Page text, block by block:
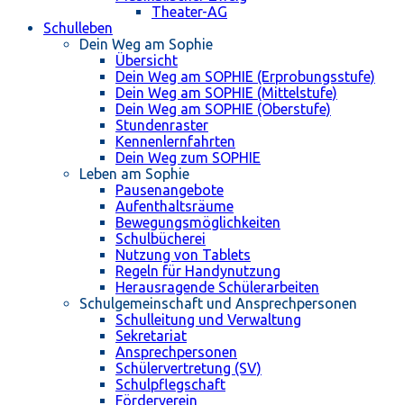
Theater-AG
Schulleben
Dein Weg am Sophie
Übersicht
Dein Weg am SOPHIE (Erprobungsstufe)
Dein Weg am SOPHIE (Mittelstufe)
Dein Weg am SOPHIE (Oberstufe)
Stundenraster
Kennenlernfahrten
Dein Weg zum SOPHIE
Leben am Sophie
Pausenangebote
Aufenthaltsräume
Bewegungsmöglichkeiten
Schulbücherei
Nutzung von Tablets
Regeln für Handynutzung
Herausragende Schülerarbeiten
Schulgemeinschaft und Ansprechpersonen
Schulleitung und Verwaltung
Sekretariat
Ansprechpersonen
Schülervertretung (SV)
Schulpflegschaft
Förderverein